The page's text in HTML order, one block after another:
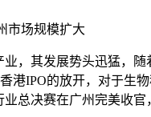
市场规模扩大
，其发展势头迅猛，
港IPO的放开，对于生
业总决赛在广州完美收